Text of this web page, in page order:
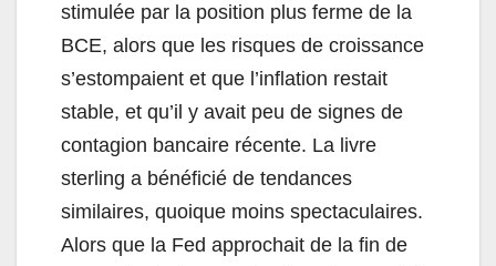
stimulée par la position plus ferme de la
BCE, alors que les risques de croissance
s’estompaient et que l’inflation restait
stable, et qu’il y avait peu de signes de
contagion bancaire récente. La livre
sterling a bénéficié de tendances
similaires, quoique moins spectaculaires.
Alors que la Fed approchait de la fin de